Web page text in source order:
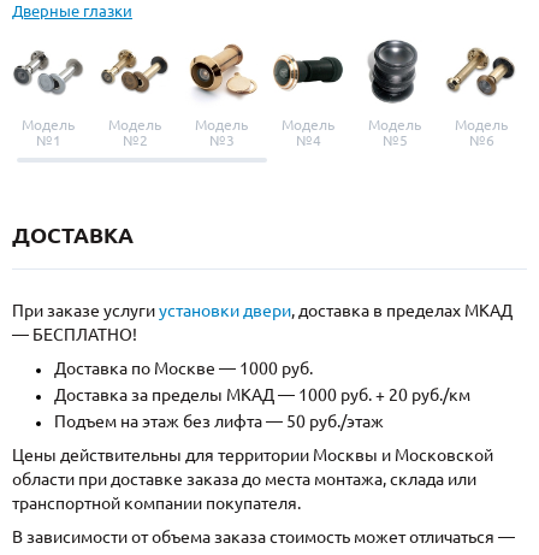
Дверные глазки
Модель
№1
Модель
№2
Модель
№3
Модель
№4
Модель
№5
Модель
№6
ДОСТАВКА
При заказе услугиустановки двери, доставка в пределах МКАД
— БЕСПЛАТНО!
Доставка по Москве — 1000 руб.
Доставка за пределы МКАД — 1000 руб. + 20 руб./км
Подъем на этаж без лифта — 50 руб./этаж
Цены действительны для территории Москвы и Московской
области при доставке заказа до места монтажа, склада или
транспортной компании покупателя.
В зависимости от объема заказа стоимость может отличаться —